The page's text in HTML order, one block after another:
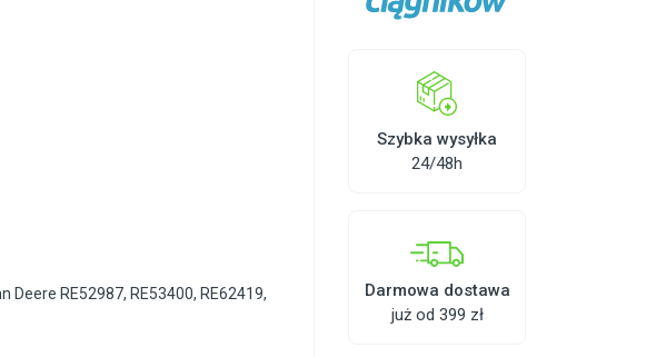
RE52987, RE53400, RE62419,
Szybka wysyłka
24/48h
Darmowa dostawa
już od 399 zł